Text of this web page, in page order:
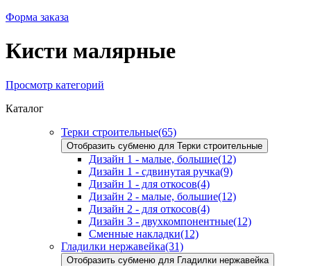
Форма заказа
Кисти малярные
Просмотр категорий
Каталог
Терки строительные(65)
Отобразить субменю для Терки строительные
Дизайн 1 - малые, большие(12)
Дизайн 1 - сдвинутая ручка(9)
Дизайн 1 - для откосов(4)
Дизайн 2 - малые, большие(12)
Дизайн 2 - для откосов(4)
Дизайн 3 - двухкомпонентные(12)
Сменные накладки(12)
Гладилки нержавейка(31)
Отобразить субменю для Гладилки нержавейка